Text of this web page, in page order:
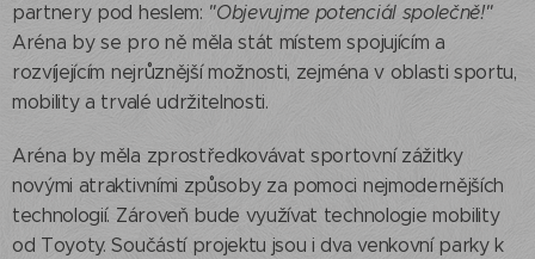
partnery pod heslem: "Objevujme potenciál společně!"
Aréna by se pro ně měla stát místem spojujícím a
rozvíjejícím nejrůznější možnosti, zejména v oblasti sportu,
mobility a trvalé udržitelnosti.
Aréna by měla zprostředkovávat sportovní zážitky
novými atraktivními způsoby za pomoci nejmodernějších
technologií. Zároveň bude využívat technologie mobility
od Toyoty. Součástí projektu jsou i dva venkovní parky k